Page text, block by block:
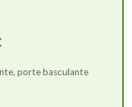
porte basculante